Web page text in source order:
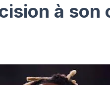
à son